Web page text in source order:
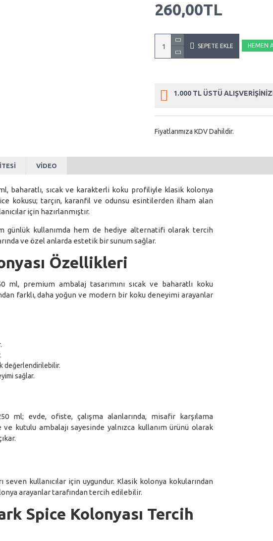
260,00TL
SEPETE EKLE HEMEN
Fiyatlarımıza KDV Dahildir.
1.000 TL ÜSTÜ
VIDEO
baharatlı, sıcak ve karakterli koku profiliyle klasik kolonya
kokusu; tarçın, karanfil ve odunsu esintilerden ilham alan
için hazırlanmıştır.
günlük kullanımda hem de hediye alternatifi olarak tercih
ve özel anlarda estetik bir sunum sağlar.
Özellikleri
ml, premium ambalaj tasarımını sıcak ve baharatlı koku
farklı, daha yoğun ve modern bir koku deneyimi arayanlar
değerlendirilebilir.
sağlar.
ml; evde, ofiste, çalışma alanlarında, misafir karşılama
kutulu ambalajı sayesinde yalnızca kullanım ürünü olarak
kullanıcılar için uygundur. Klasik kolonya kokularından
arayanlar tarafından tercih edilebilir.
Spice Kolonyası Tercih